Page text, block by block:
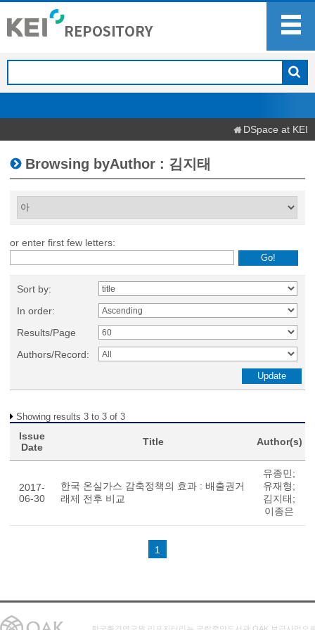
DSpace at KEI
Browsing byAuthor : 김지태
or enter first few letters:
Sort by:
In order:
Results/Page
Authors/Record:
Showing results 3 to 3 of 3
Issue
Date
Title Author(s)
2017-
06-30
한국 온실가스 감축정책의 효과 : 배출권거
래제 전후 비교
유종민;
유재형;
김지태;
이종은
1